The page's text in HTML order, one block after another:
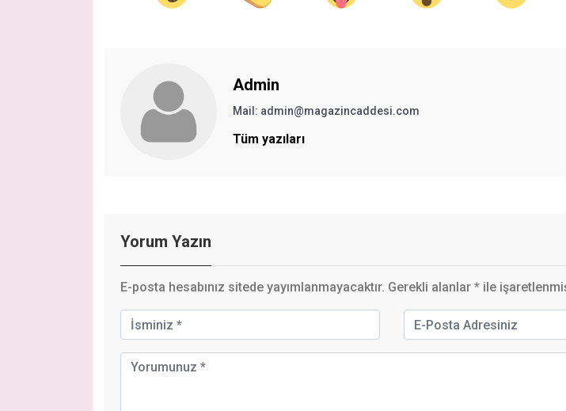
Admin
Mail: admin@magazincaddesi.com
Tüm yazıları
Yorum Yazın
E-posta hesabınız sitede yayımlanmayacaktır. Gerekli alanlar * ile